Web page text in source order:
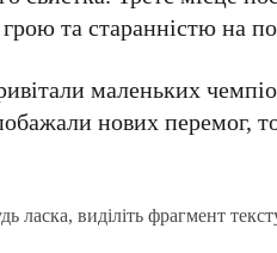
та старанністю на
маленьких
нових перемог,
виділіть фрагмент